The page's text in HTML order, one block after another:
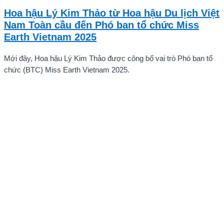
ấn tượng mạnh với giọng hát trữ tình sâu lắng, mang đậm hơi thở
quê hương.
Hoa hậu Lý Kim Thảo từ Hoa hậu Du lịch Việt
Nam Toàn cầu đến Phó ban tổ chức Miss
Earth Vietnam 2025
Mới đây, Hoa hậu Lý Kim Thảo được công bố vai trò Phó ban tổ
chức (BTC) Miss Earth Vietnam 2025.